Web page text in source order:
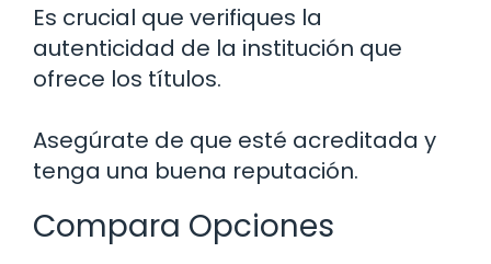
Es crucial que verifiques la
autenticidad de la institución que
ofrece los títulos.
Asegúrate de que esté acreditada y
tenga una buena reputación.
Compara Opciones